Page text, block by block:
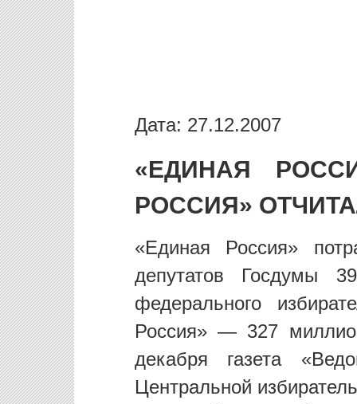
Дата: 27.12.2007
«ЕДИНАЯ
РОССИЯ»
«Единая Россия»
депутатов Госдумы
федерального
Россия» — 327
декабря газета
Центральной